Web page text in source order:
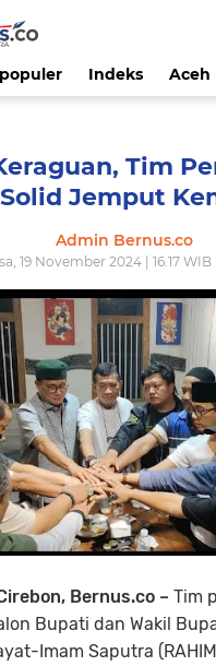
Indeks Aceh
Tim
Jemput
Admin Bernus.co
19 November 2024 | 16.17 WIB |
Bernus.co – Tim
Bupati dan Wakil
Imam Saputra